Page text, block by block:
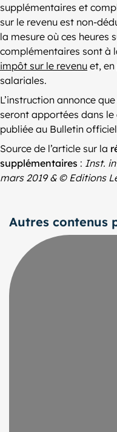
supplémentaires et
sur le revenu est non-
la mesure où ces heures
complémentaires sont à
impôt sur le revenu et,
salariales.
L’instruction annonce
seront apportées dans le
publiée au Bulletin
Source de l’article sur la
supplémentaires : Inst.
mars 2019 & © Editions
Autres contenus